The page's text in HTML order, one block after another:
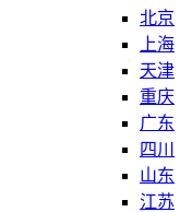
北京
上海
天津
重庆
广东
四川
山东
江苏